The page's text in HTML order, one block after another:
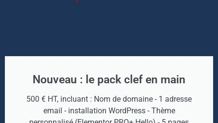
Nouveau : le pack clef en main
500 € HT, incluant : Nom de domaine - 1 adresse
email - installation WordPress - Thème